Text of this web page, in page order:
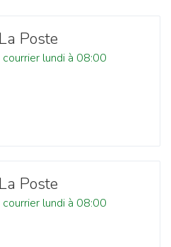
Poste
lundi à 08:00
Poste
lundi à 08:00